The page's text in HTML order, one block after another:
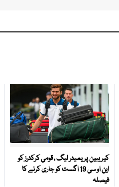
کیریبین پریمیئر لیگ ، قومی کرکٹرز کو
این او سی 19 اگست کو جاری کرنے کا
فیصلہ